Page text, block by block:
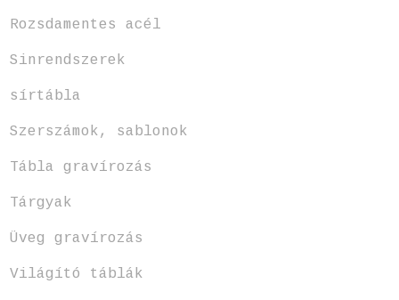
Rozsdamentes acél
Sinrendszerek
sírtábla
Szerszámok, sablonok
Tábla gravírozás
Tárgyak
Üveg gravírozás
Világító táblák